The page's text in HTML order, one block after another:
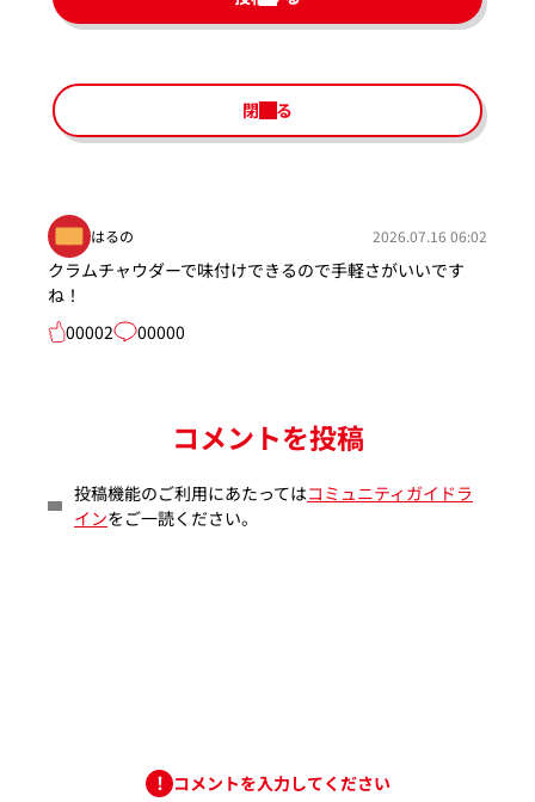
閉じる
はるの 2026.07.16 06:02
クラムチャウダーで味付けできるので手軽さがいいです
ね！
00002
00000
コメントを投稿
投稿機能のご利用にあたってはコミュニティガイドラ
インをご一読ください。
コメントを入力してください